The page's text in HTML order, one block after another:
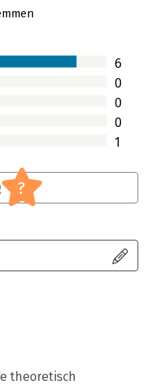
6
0
0
0
1
?
theoretisch